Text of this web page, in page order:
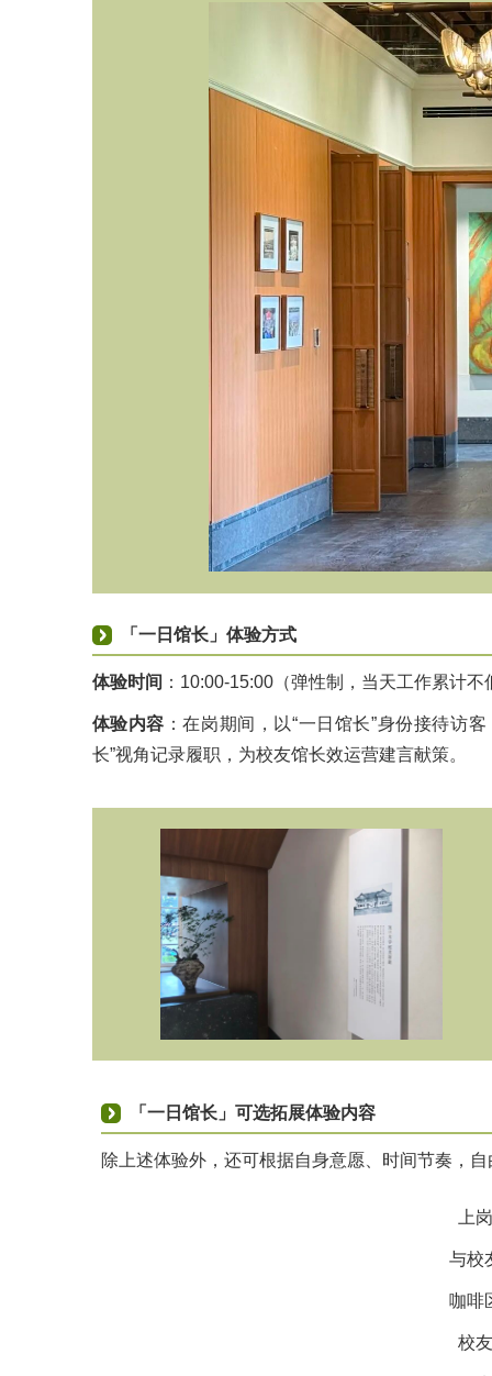
「一日馆长」体验方式
体验时间 ：10:00-15:00（弹性制，当天工作累计不
体验内容 ：在岗期间，以“一日馆长”身份接待访
长”视角记录履职，为校友馆长效运营建言献策。
「一日馆长」可选拓展体验内容
除上述体验外，还可根据自身意愿、时间节奏，
上
与校
咖啡
校